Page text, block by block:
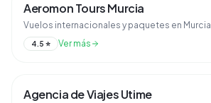
Aeromon Tours Murcia
Vuelos internacionales y paquetes en Murcia
4.5 ⭐ Ver más
Agencia de Viajes Utime